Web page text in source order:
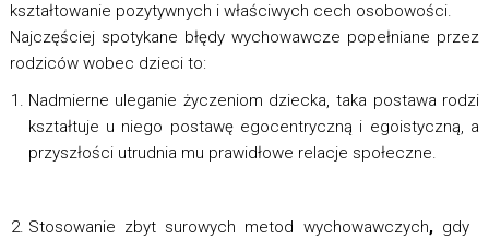
kształtowanie pozytywnych i właściwych cech osobowości.
Najczęściej spotykane błędy wychowawcze popełniane przez
rodziców wobec dzieci to:
Nadmierne uleganie życzeniom dziecka, taka postawa
kształtuje u niego postawę egocentryczną i egoistyczną, a
przyszłości utrudnia mu prawidłowe relacje społeczne.
Stosowanie zbyt surowych metod wychowawczych, gdy